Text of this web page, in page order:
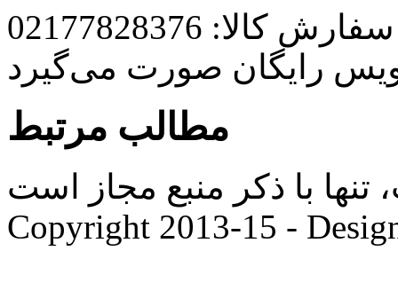
کالا: 02177828376
رایگان صورت می‌گیرد
مطالب مرتبط
با ذکر منبع مجاز است. |
Copyright 2013-15 -